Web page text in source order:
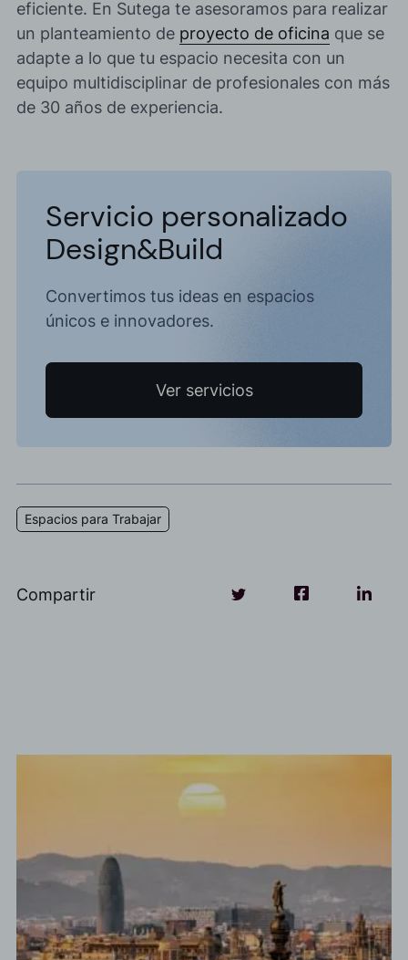
eficiente. En Sutega te asesoramos para realizar
un planteamiento de proyecto de oficina que se
adapte a lo que tu espacio necesita con un
equipo multidisciplinar de profesionales con más
de 30 años de experiencia.
Servicio personalizado
Design&Build
Convertimos tus ideas en espacios
únicos e innovadores.
Ver servicios
Espacios para Trabajar
Compartir